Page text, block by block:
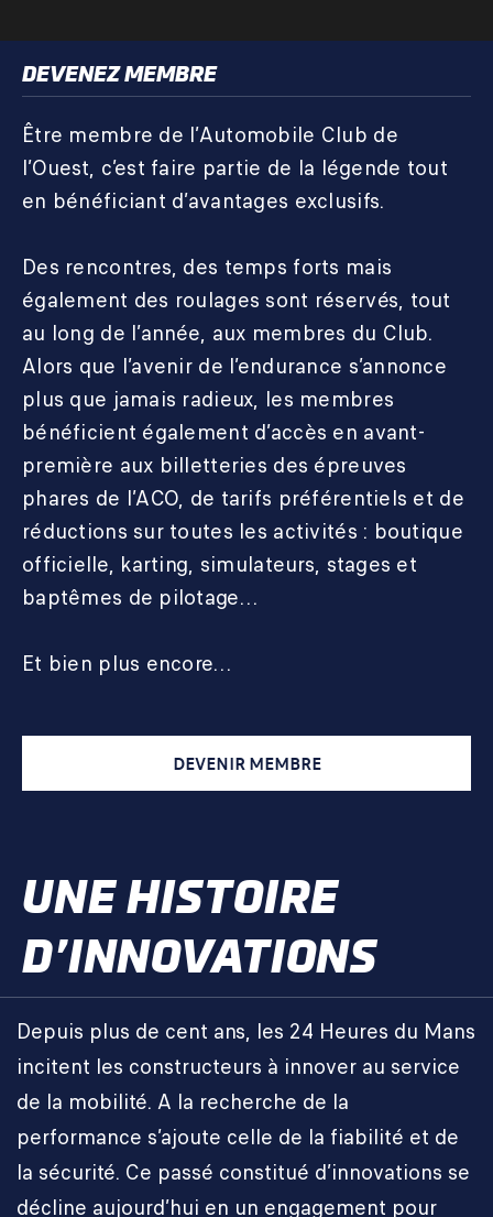
DEVENEZ MEMBRE
Être membre de l’Automobile Club de
l’Ouest, c’est faire partie de la légende tout
en bénéficiant d’avantages exclusifs.
Des rencontres, des temps forts mais
également des roulages sont réservés, tout
au long de l’année, aux membres du Club.
Alors que l’avenir de l’endurance s’annonce
plus que jamais radieux, les membres
bénéficient également d’accès en avant-
première aux billetteries des épreuves
phares de l’ACO, de tarifs préférentiels et de
réductions sur toutes les activités : boutique
officielle, karting, simulateurs, stages et
baptêmes de pilotage…
Et bien plus encore…
DEVENIR MEMBRE
UNE HISTOIRE
D’INNOVATIONS
Depuis plus de cent ans, les 24 Heures du Mans
incitent les constructeurs à innover au service
de la mobilité. A la recherche de la
performance s’ajoute celle de la fiabilité et de
la sécurité. Ce passé constitué d’innovations se
décline aujourd’hui en un engagement pour